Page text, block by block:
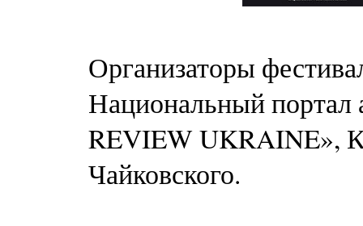
Организаторы
Национальный
REVIEW UKRAINE»,
Чайковского.